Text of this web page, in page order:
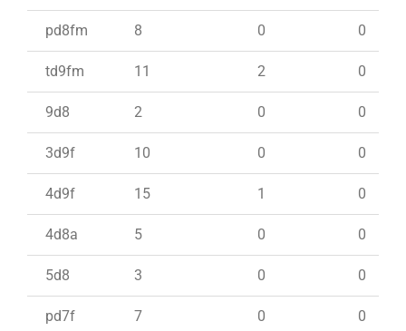
pd8fm 8 0 0
td9fm 11 2 0
9d8 2 0 0
3d9f 10 0 0
4d9f 15 1 0
4d8a 5 0 0
5d8 3 0 0
pd7f 7 0 0